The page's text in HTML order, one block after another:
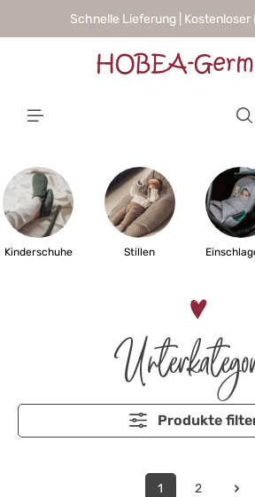
springenSchnelle Lieferung | Kostenloser
Kinderschuhe Stillen
Produkte
1 2